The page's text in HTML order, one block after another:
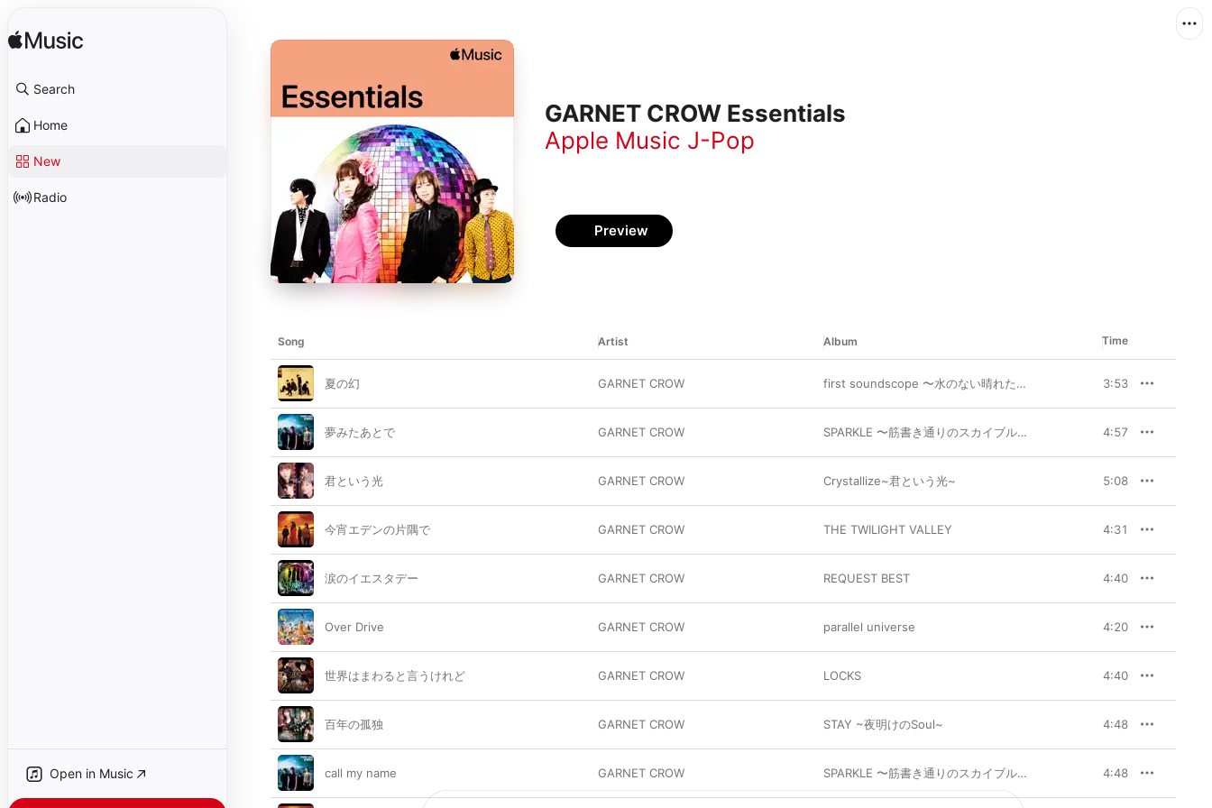
Search
Home
New
Radio
Open in Music
GARNET CROW Essentials
Apple Music J-Pop
Preview
Song Artist Album Time
夏の幻 GARNET CROW first soundscope 〜水のない晴れた海へ〜 3:53
夢みたあとで GARNET CROW SPARKLE 〜筋書き通りのスカイブルー〜 4:57
君という光 GARNET CROW Crystallize~君という光~ 5:08
今宵エデンの片隅で GARNET CROW THE TWILIGHT VALLEY 4:31
涙のイエスタデー GARNET CROW REQUEST BEST 4:40
Over Drive GARNET CROW parallel universe 4:20
世界はまわると言うけれど GARNET CROW LOCKS 4:40
百年の孤独 GARNET CROW STAY ~夜明けのSoul~ 4:48
call my name GARNET CROW SPARKLE 〜筋書き通りのスカイブルー〜 4:48